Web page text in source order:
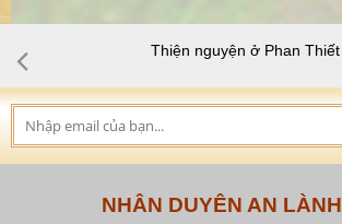
Thiện nguyện ở Phan Thiết
NHÂN DUYÊN AN LÀNH